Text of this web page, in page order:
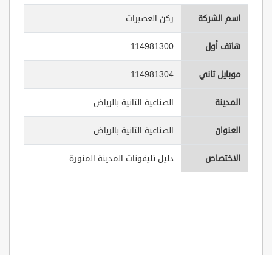
اسم الشركة ركن العصيرات
هاتف أول 114981300
موبايل ثاني 114981304
المدينة الصناعية الثانية بالرياض
العنوان الصناعية الثانية بالرياض
الاختصاص دليل تليفونات المدينة المنورة